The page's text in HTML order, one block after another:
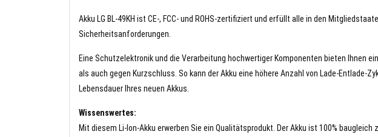
Akku LG BL-49KH ist CE-, FCC- und ROHS-zertifiziert und erfüllt alle in den
Sicherheitsanforderungen.
Eine Schutzelektronik und die Verarbeitung hochwertiger Komponenten bieten Ihnen
als auch gegen Kurzschluss. So kann der Akku eine höhere Anzahl von Lade-Entlade-
Lebensdauer Ihres neuen Akkus.
Wissenswertes:
Mit diesem Li-Ion-Akku erwerben Sie ein Qualitätsprodukt. Der Akku ist 100%